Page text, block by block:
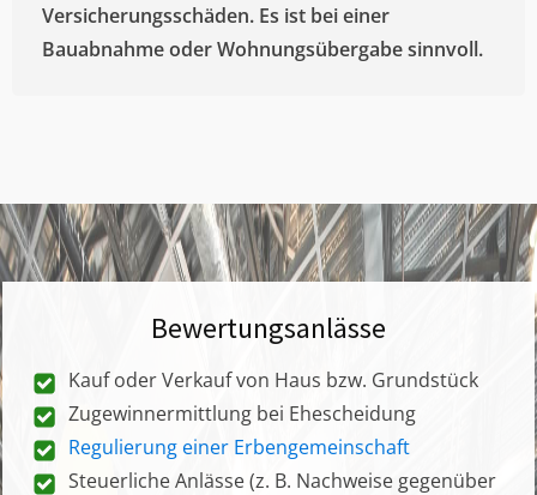
Versicherungsschäden. Es ist bei einer
Bauabnahme oder Wohnungsübergabe sinnvoll.
Bewertungsanlässe
Kauf oder Verkauf von Haus bzw. Grundstück
Zugewinnermittlung bei Ehescheidung
Regulierung einer Erbengemeinschaft
Steuerliche Anlässe (z. B. Nachweise gegenüber